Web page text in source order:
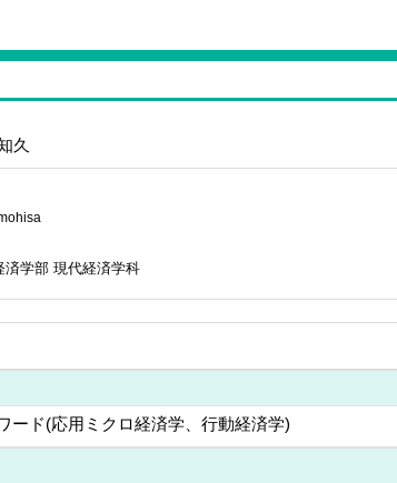
久
済学部 現代経済学科
ード(応用ミクロ経済学、行動経済学)